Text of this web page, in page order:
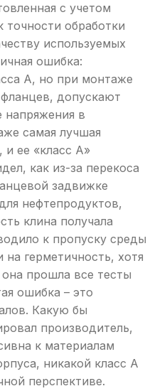
с учетом
обработки
используемых
ошибка:
А, но при монтаже
допускают
напряжения в
самая лучшая
и ее «класс А»
как из-за перекоса
задвижке
нефтепродуктов,
клина получала
к пропуску среды
герметичность, хотя
прошла все тесты
ошибка – это
Какую бы
производитель,
к материалам
никакой класс А
перспективе.